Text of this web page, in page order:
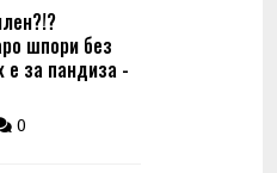
шпори без
е за пандиза -
0